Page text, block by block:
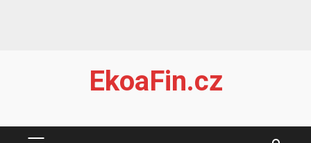
EkoaFin.cz